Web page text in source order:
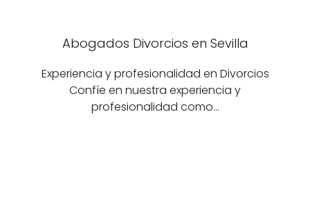
Abogados Divorcios en Sevilla
Experiencia y profesionalidad en Divorcios
Confíe en nuestra experiencia y
profesionalidad como…